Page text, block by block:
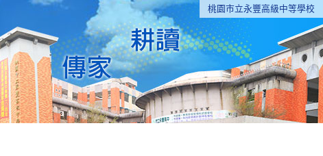
桃園市立永豐高級中等學校